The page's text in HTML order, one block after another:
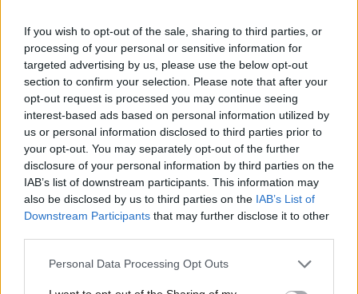
If you wish to opt-out of the sale, sharing to third parties, or
processing of your personal or sensitive information for
targeted advertising by us, please use the below opt-out
section to confirm your selection. Please note that after your
opt-out request is processed you may continue seeing
interest-based ads based on personal information utilized by
us or personal information disclosed to third parties prior to
your opt-out. You may separately opt-out of the further
disclosure of your personal information by third parties on the
IAB’s list of downstream participants. This information may
also be disclosed by us to third parties on the IAB’s List of
Downstream Participants that may further disclose it to other
Please note that this website/app uses one or more Google
Personal Data Processing Opt Outs
Βλαδίμηρος Κυριακίδης: «Δεν πιστεύω στον